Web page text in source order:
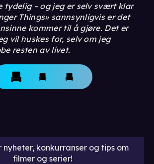
tydelig – og jeg er selv svært klar
Things» sannsynligvis er det
kommer til å gjøre. Det er
vil huskes for, selv om jeg
resten av livet.
nyheter, konkurranser og tips om
filmer og serier!